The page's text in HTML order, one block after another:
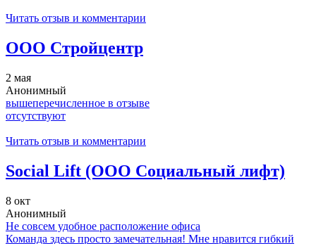
Читать отзыв и комментарии
ООО Стройцентр
2 мая
Анонимный
вышеперечисленное в отзыве
отсутствуют
Читать отзыв и комментарии
Social Lift (ООО Социальный лифт)
8 окт
Анонимный
Не совсем удобное расположение офиса
Команда здесь просто замечательная! Мне нравится гибкий